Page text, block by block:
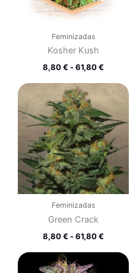
Feminizadas
Kosher Kush
8,80€ - 61,80€
Feminizadas
Green Crack
8,80€ - 61,80€
Rango
de
precios:
desde
8,80 €
hasta
61,80 €
Rango